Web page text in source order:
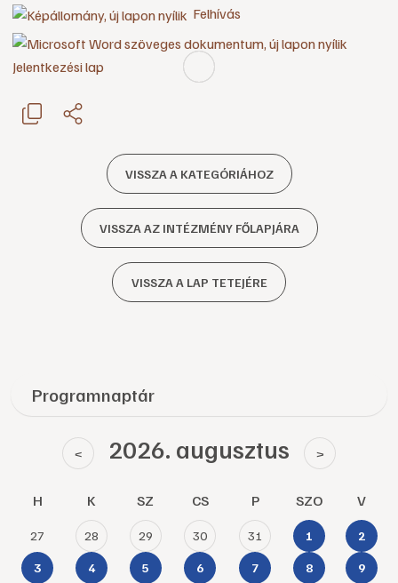
Felhívás
Jelentkezési lap
VISSZA A KATEGÓRIÁHOZ
VISSZA AZ INTÉZMÉNY FŐLAPJÁRA
VISSZA A LAP TETEJÉRE
Programnaptár
< 2026. augusztus >
H K SZ CS P SZO V
27 28 29 30 31 1 2
3 4 5 6 7 8 9